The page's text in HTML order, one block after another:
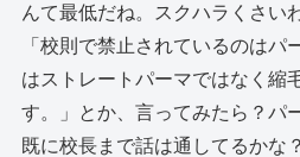
んて最低だね。スクハラくさい
「校則で禁止されているのはパ
はストレートパーマではなく縮
す。」とか、言ってみたら？パ
既に校長まで話は通してるかな